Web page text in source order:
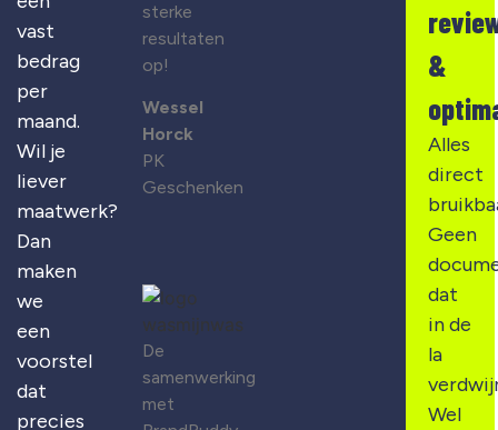
vast
bedrag
per
maand.
Wil je
liever
maatwerk?
Dan
maken
we
een
voorstel
dat
precies
sterke
resultaten
op!
Wessel
Horck
PK
Geschenken
De
samenwerking
met
&
Alles
direct
Geen
dat
in de
la
Wel